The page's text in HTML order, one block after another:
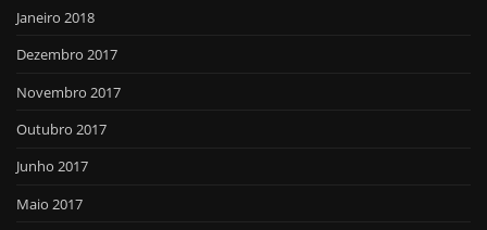
Janeiro 2018
Dezembro 2017
Novembro 2017
Outubro 2017
Junho 2017
Maio 2017